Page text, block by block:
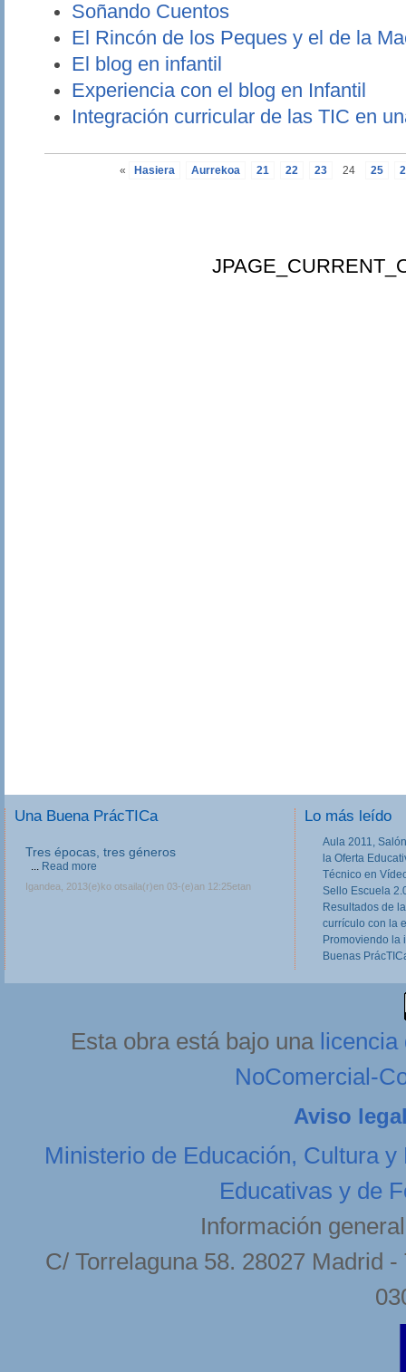
Soñando Cuentos
El Rincón de los Peques y el de la
El blog en infantil
Experiencia con el blog en Infantil
Integración curricular de las TIC en
« Hasiera Aurrekoa 21 22 23 24 25
Una Buena PrácTICa
Tres épocas, tres géneros
... Read more
Igandea, 2013(e)ko otsaila(r)en 03-(e)an 12:25etan
Lo más leído
Aula 2011,
la Oferta
Técnico en
Sello Escuela
Resultados de
currículo con la
Promoviendo la
Buenas
Esta obra está bajo una licencia
NoComercial-
Aviso
Ministerio de Educación, Cultura y
Educativas y de
Información
C/ Torrelaguna 58. 28027 Madrid